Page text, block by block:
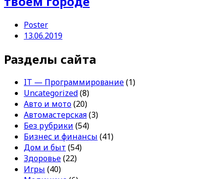
Poster
13.06.2019
Разделы сайта
IT — Программирование(1)
Uncategorized(8)
Авто и мото(20)
Автомастерская(3)
Без рубрики (54)
Бизнес и финансы (41)
Дом и быт (54)
Здоровье(22)
Игры (40)